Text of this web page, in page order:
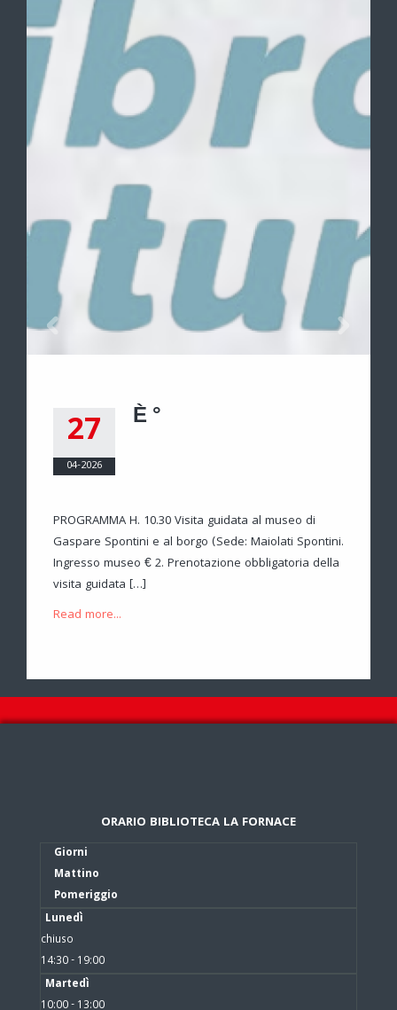
27
04-2026
È °
PROGRAMMA H. 10.30 Visita guidata al museo di
Gaspare Spontini e al borgo (Sede: Maiolati Spontini.
Ingresso museo € 2. Prenotazione obbligatoria della
visita guidata […]
Read more...
ORARIO BIBLIOTECA LA FORNACE
Giorni
Mattino
Pomeriggio
Lunedì
chiuso
14:30 - 19:00
Martedì